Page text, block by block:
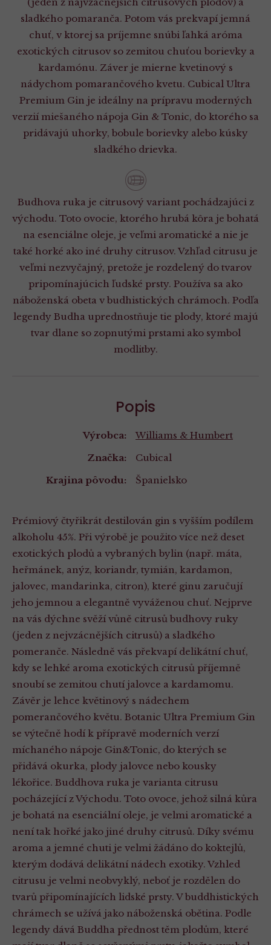
sladkého pomaranča. Potom vás prekvapí jemná
chuť, v ktorej sa príjemne snúbi ľahká aróma
exotických citrusov so zemitou chuťou borievky a
kardamónu. Záver je mierne kvetinový s
nádychom pomarančového kvetu. Cubical Ultra
Premium Gin je ideálny na prípravu moderných
verzií miešaného nápoja Gin & Tonic, do ktorého sa
pridávajú uhorky, bobule borievky alebo kúsky
sladkého drievka.
Budhova ruka je citrusový variant pochádzajúci z
východu. Toto ovocie, ktorého hrubá kôra je bohatá
na esenciálne oleje, je veľmi aromatické a nie je
také horké ako iné druhy citrusov. Vzhľad citrusu je
veľmi nezvyčajný, pretože je rozdelený do tvarov
pripomínajúcich ľudské prsty. Používa sa ako
náboženská obeta v budhistických chrámoch. Podľa
legendy Budha uprednostňuje tie plody, ktoré majú
tvar dlane so zopnutými prstami ako symbol
modlitby.
Popis
Výrobca:
Williams & Humbert
Značka:
Cubical
Krajina pôvodu:
Španielsko
Prémiový čtyřikrát destilován gin s vyšším podílem
alkoholu 45%. Při výrobě je použito více než deset
exotických plodů a vybraných bylin (např. máta,
heřmánek, anýz, koriandr, tymián, kardamon,
jalovec, mandarinka, citron), které ginu zaručují
jeho jemnou a elegantně vyváženou chuť. Nejprve
na vás dýchne svěží vůně citrusů budhovy ruky
(jeden z nejvzácnějších citrusů) a sladkého
pomeranče. Následně vás překvapí delikátní chuť,
kdy se lehké aroma exotických citrusů příjemně
snoubí se zemitou chutí jalovce a kardamomu.
Závěr je lehce květinový s nádechem
pomerančového květu. Botanic Ultra Premium Gin
se výtečně hodí k přípravě moderních verzí
míchaného nápoje Gin&Tonic, do kterých se
přidává okurka, plody jalovce nebo kousky
lékořice. Buddhova ruka je varianta citrusu
pocházející z Východu. Toto ovoce, jehož silná kůra
je bohatá na esenciální oleje, je velmi aromatické a
není tak hořké jako jiné druhy citrusů. Díky svému
aroma a jemné chuti je velmi žádáno do koktejlů,
kterým dodává delikátní nádech exotiky. Vzhled
citrusu je velmi neobvyklý, neboť je rozdělen do
tvarů připomínajících lidské prsty. V buddhistických
chrámech se užívá jako náboženská obětina. Podle
legendy dává Buddha přednost těm plodům, které